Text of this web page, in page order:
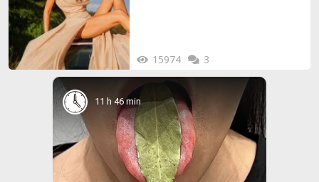
15974 3
11 h 46 min